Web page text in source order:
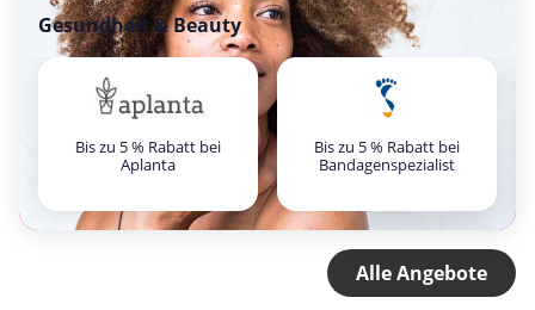
Gesundheit & Beauty
Bis zu 5 % Rabatt bei
Aplanta
Bis zu 5 % Rabatt bei
Bandagenspezialist
Alle Angebote